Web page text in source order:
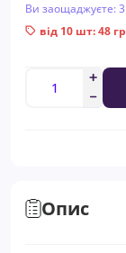
Ви заощаджуєте:
від 10 шт: 48
Опис